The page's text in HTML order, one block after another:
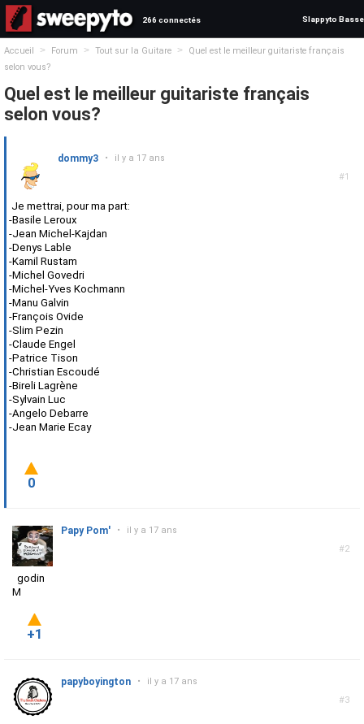
266 connectés Slappyto Basse
Accueil > Forum > Tout sur la Guitare >
Quel est le meilleur guitariste français
selon vous?
Quel est le meilleur guitariste français
selon vous?
#1
dommy3 • il y a 17 ans
Je mettrai, pour ma part:
-Basile Leroux
-Jean Michel-Kajdan
-Denys Lable
-Kamil Rustam
-Michel Govedri
-Michel-Yves Kochmann
-Manu Galvin
-François Ovide
-Slim Pezin
-Claude Engel
-Patrice Tison
-Christian Escoudé
-Bireli Lagrène
-Sylvain Luc
-Angelo Debarre
-Jean Marie Ecay
0
#2
Papy Pom' • il y a 17 ans
godin
M
+1
#3
papyboyington • il y a 17 ans